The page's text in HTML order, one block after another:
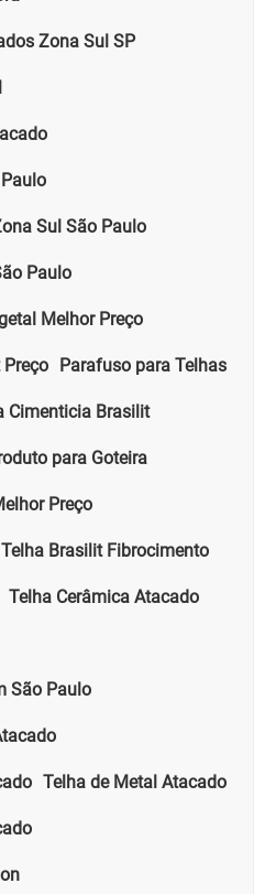
Zona Sul SP
Sul São Paulo
Paulo
Melhor Preço
Parafuso para Telhas
Cimenticia Brasilit
para Goteira
Preço
Telha Brasilit Fibrocimento
Telha Cerâmica Atacado
São Paulo
Telha de Metal Atacado